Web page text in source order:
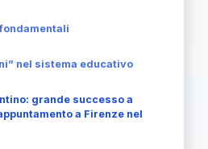
nel sistema educativo
grande successo a
a Firenze nel